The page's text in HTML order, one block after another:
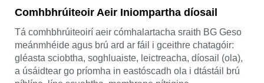
Comhbhrúiteoir Aeir Iniompartha díosail
Tá comhbhrúiteoirí aeir cómhalartacha sraith BG Geso
meánmhéide agus brú ard ar fáil i gceithre chatagóir:
gléasta sciobtha, soghluaiste, leictreacha, díosail (ola),
a úsáidtear go príomha in eastóscadh ola i dtástáil brú